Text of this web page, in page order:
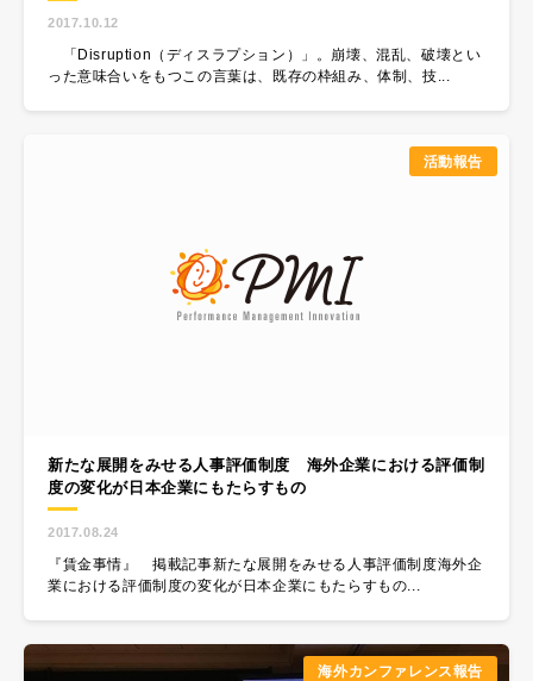
2017.10.12
「Disruption（ディスラプション）」。崩壊、混乱、破壊とい
った意味合いをもつこの言葉は、既存の枠組み、体制、技...
活動報告
新たな展開をみせる人事評価制度 海外企業における評価制
度の変化が日本企業にもたらすもの
2017.08.24
『賃金事情』 掲載記事新たな展開をみせる人事評価制度​海外企
業における評価制度の変化が日本企業にもたらすもの...
海外カンファレンス報告